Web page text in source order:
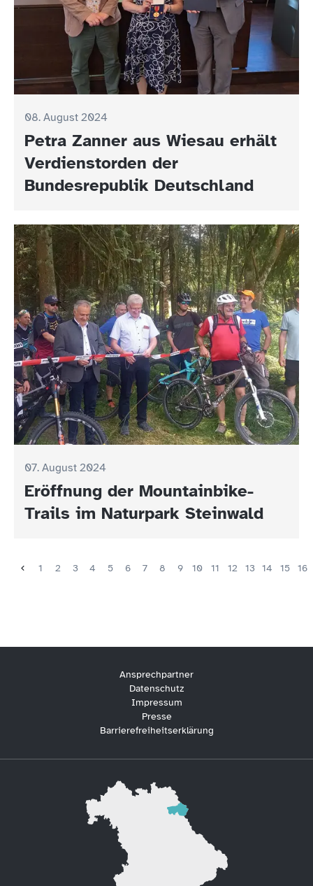
08. August 2024
Petra Zanner aus Wiesau erhält
Verdienstorden der
Bundesrepublik Deutschland
07. August 2024
Eröffnung der Mountainbike-
Trails im Naturpark Steinwald
1 2 3 4 5 6 7 8 9 10 11 12 13 14 15 16
Ansprechpartner
Datenschutz
Impressum
Presse
Barrierefreiheitserklärung